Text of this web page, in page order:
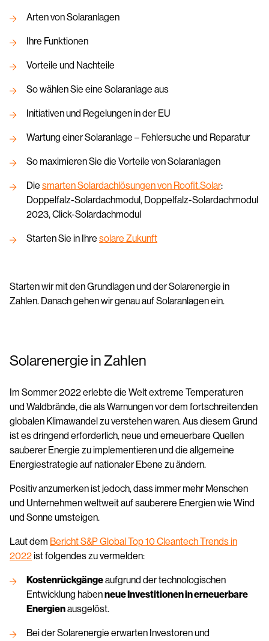
Arten von Solaranlagen
Ihre Funktionen
Vorteile und Nachteile
So wählen Sie eine Solaranlage aus
Initiativen und Regelungen in der EU
Wartung einer Solaranlage – Fehlersuche und Reparatur
So maximieren Sie die Vorteile von Solaranlagen
Die smarten Solardachlösungen von Roofit.Solar:
Doppelfalz-Solardachmodul, Doppelfalz-Solardachmodul
2023, Click-Solardachmodul
Starten Sie in Ihre solare Zukunft
Starten wir mit den Grundlagen und der Solarenergie in
Zahlen. Danach gehen wir genau auf Solaranlagen ein.
Solarenergie in Zahlen
Im Sommer 2022 erlebte die Welt extreme Temperaturen
und Waldbrände, die als Warnungen vor dem fortschreitenden
globalen Klimawandel zu verstehen waren. Aus diesem Grund
ist es dringend erforderlich, neue und erneuerbare Quellen
sauberer Energie zu implementieren und die allgemeine
Energiestrategie auf nationaler Ebene zu ändern.
Positiv anzumerken ist jedoch, dass immer mehr Menschen
und Unternehmen weltweit auf sauberere Energien wie Wind
und Sonne umsteigen.
Laut dem Bericht S&P Global Top 10 Cleantech Trends in
2022ist folgendes zu vermelden:
Kostenrückgängeaufgrund der technologischen
Entwicklung habenneue Investitionen in erneuerbare
Energienausgelöst.
Bei der Solarenergie erwarten Investoren und